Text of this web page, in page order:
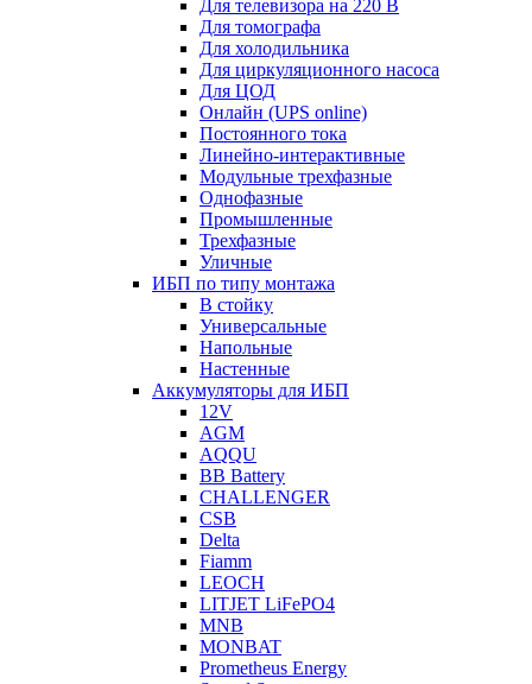
Для телевизора на 220 В
Для томографа
Для холодильника
Для циркуляционного насоса
Для ЦОД
Онлайн (UPS online)
Постоянного тока
Линейно-интерактивные
Модульные трехфазные
Однофазные
Промышленные
Трехфазные
Уличные
ИБП по типу монтажа
В стойку
Универсальные
Напольные
Настенные
Аккумуляторы для ИБП
12V
AGM
AQQU
BB Battery
CHALLENGER
CSB
Delta
Fiamm
LEOCH
LITJET LiFePO4
MNB
MONBAT
Prometheus Energy